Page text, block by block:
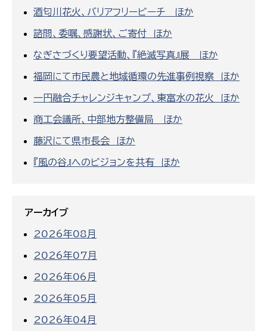
酒匂川花火、バリアフリービーチ ほか
諮問、委嘱、感謝状、ご寄付 ほか
なぎさづくり要望活動、『絶滅写真』展 ほか
福岡にて市民農と地域循環の先進事例視察 ほか
一円融合チャレンジキャンプ、東富水の花火 ほか
商工会議所、中部地方整備局 ほか
藤沢にて県市長会 ほか
『風の谷』へのビジョンを共有 ほか
アーカイブ
2026年08月
2026年07月
2026年06月
2026年05月
2026年04月